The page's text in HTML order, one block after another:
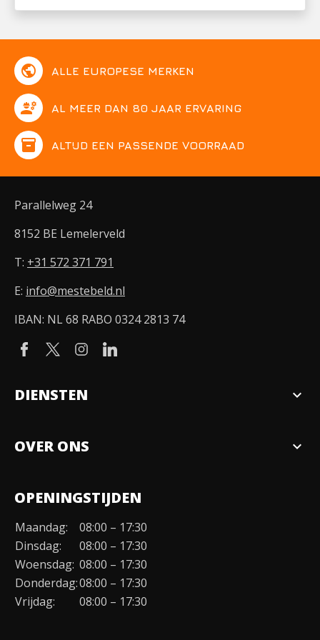
public ALLE EUROPESE MERKEN
engineering AL MEER DAN 80 JAAR ERVARING
inventory ALTIJD EEN PASSENDE VOORRAAD
Parallelweg 24
8152 BE Lemelerveld
T: +31 572 371 791
E: info@mestebeld.nl
IBAN: NL 68 RABO 0324 2813 74
DIENSTEN expand_more
OVER ONS expand_more
Organisatie
Duurzaamheid
Werken bij
Contact
OPENINGSTIJDEN
Maandag:
08:00 – 17:30
Dinsdag:
08:00 – 17:30
Woensdag: 08:00 – 17:30
Donderdag:08:00 – 17:30
Vrijdag:
08:00 – 17:30